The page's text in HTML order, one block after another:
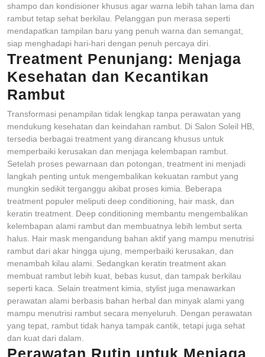
shampo dan kondisioner khusus agar warna lebih tahan lama dan
rambut tetap sehat berkilau. Pelanggan pun merasa seperti
mendapatkan tampilan baru yang penuh warna dan semangat,
siap menghadapi hari-hari dengan penuh percaya diri.
Treatment Penunjang: Menjaga
Kesehatan dan Kecantikan
Rambut
Transformasi penampilan tidak lengkap tanpa perawatan yang
mendukung kesehatan dan keindahan rambut. Di Salon Soleil HB,
tersedia berbagai treatment yang dirancang khusus untuk
memperbaiki kerusakan dan menjaga kelembapan rambut.
Setelah proses pewarnaan dan potongan, treatment ini menjadi
langkah penting untuk mengembalikan kekuatan rambut yang
mungkin sedikit terganggu akibat proses kimia. Beberapa
treatment populer meliputi deep conditioning, hair mask, dan
keratin treatment. Deep conditioning membantu mengembalikan
kelembapan alami rambut dan membuatnya lebih lembut serta
halus. Hair mask mengandung bahan aktif yang mampu menutrisi
rambut dari akar hingga ujung, memperbaiki kerusakan, dan
menambah kilau alami. Sedangkan keratin treatment akan
membuat rambut lebih kuat, bebas kusut, dan tampak berkilau
seperti kaca. Selain treatment kimia, stylist juga menawarkan
perawatan alami berbasis bahan herbal dan minyak alami yang
mampu menutrisi rambut secara menyeluruh. Dengan perawatan
yang tepat, rambut tidak hanya tampak cantik, tetapi juga sehat
dan kuat dari dalam.
Perawatan Rutin untuk Menjaga